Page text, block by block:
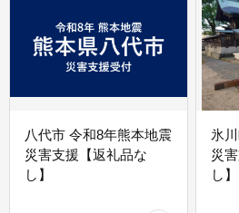
八代市 令和8年熊本地震
災害支援【返礼品な
し】
氷
災
し】